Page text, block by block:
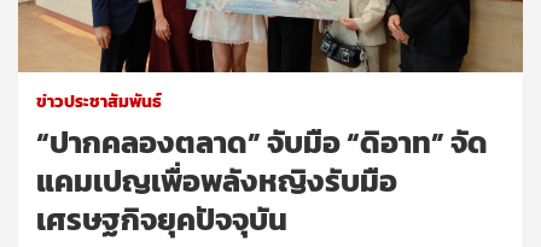
ข่าวประชาสัมพันธ์
“ปากคลองตลาด” จับมือ “ดิอาท” จัด
แคมเปญเพื่อพลังหญิงรับมือ
เศรษฐกิจยุคปัจจุบัน